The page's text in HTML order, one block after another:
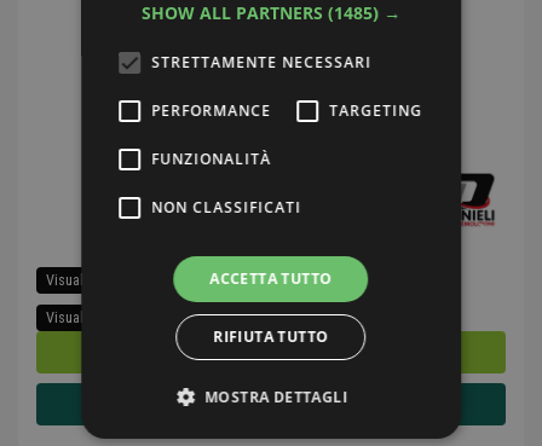
Visualizza tutti i ricambi di questa auto
Visualizza ricambi stesso modello
Info compatibilità
SHOW ALL PARTNERS (1485) →
STRETTAMENTE NECESSARI
PERFORMANCE TARGETING
FUNZIONALITÀ
NON CLASSIFICATI
ACCETTA TUTTO
RIFIUTA TUTTO
MOSTRA DETTAGLI